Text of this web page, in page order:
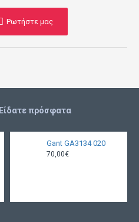
Ρωτήστε μας
Είδατε πρόσφατα
Gant GA3134 020
70,00€